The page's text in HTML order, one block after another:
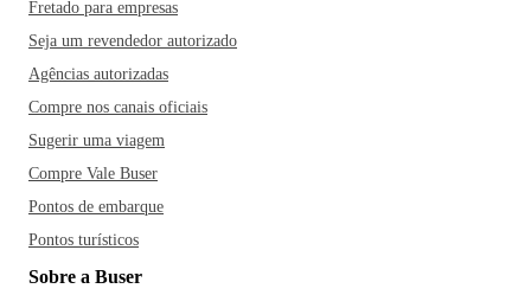
Fretado para empresas
Seja um revendedor autorizado
Agências autorizadas
Compre nos canais oficiais
Sugerir uma viagem
Compre Vale Buser
Pontos de embarque
Pontos turísticos
Sobre a Buser